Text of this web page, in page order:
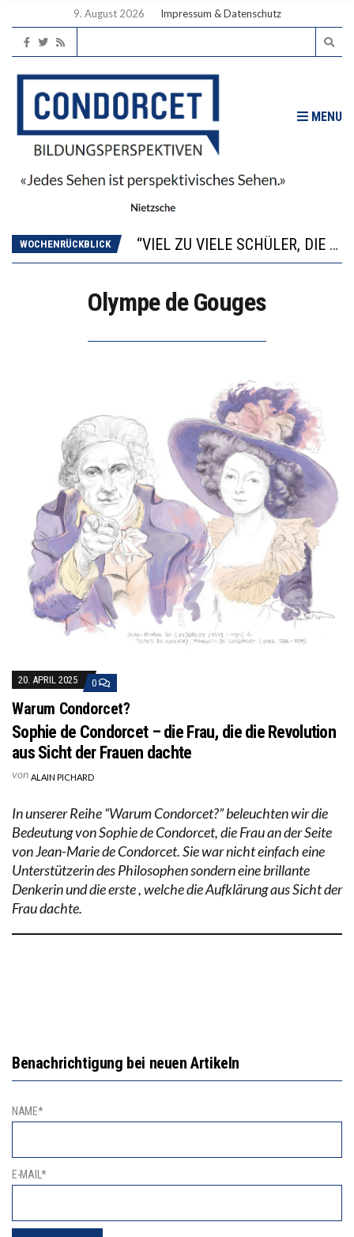
9. August 2026 Impressum & Datenschutz
MENU
WOCHENRÜCKBLICK
“VIEL ZU VIELE SCHÜLER, DIE GEMESSEN AN IHREN FÄHIGKEITEN GAR NICHT ANS GYMNASIUM GEHÖREN”
DIE GANZE HILFLOSIGKEIT DES BILDUNGSBÜRGERTUMS
Olympe de Gouges
20. APRIL 2025 0
Warum Condorcet?
Sophie de Condorcet – die Frau, die die Revolution
aus Sicht der Frauen dachte
von ALAIN PICHARD
In unserer Reihe “Warum Condorcet?” beleuchten wir die
Bedeutung von Sophie de Condorcet, die Frau an der Seite
von Jean-Marie de Condorcet. Sie war nicht einfach eine
Unterstützerin des Philosophen sondern eine brillante
Denkerin und die erste , welche die Aufklärung aus Sicht der
Frau dachte.
Benachrichtigung bei neuen Artikeln
NAME*
E-MAIL*